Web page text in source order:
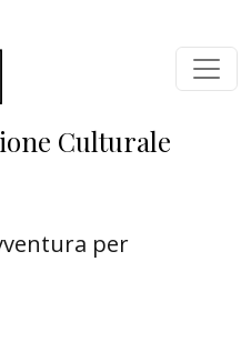
Culturale
per